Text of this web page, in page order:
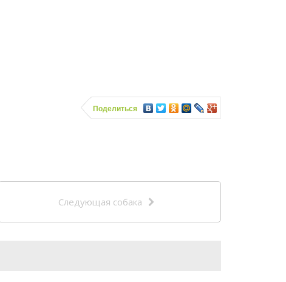
Поделиться
Следующая собака